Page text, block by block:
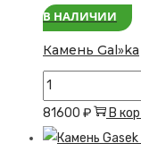
В НАЛИЧИИ
Камень Gal»ka
Количество
товара
Камень
81600 ₽ В